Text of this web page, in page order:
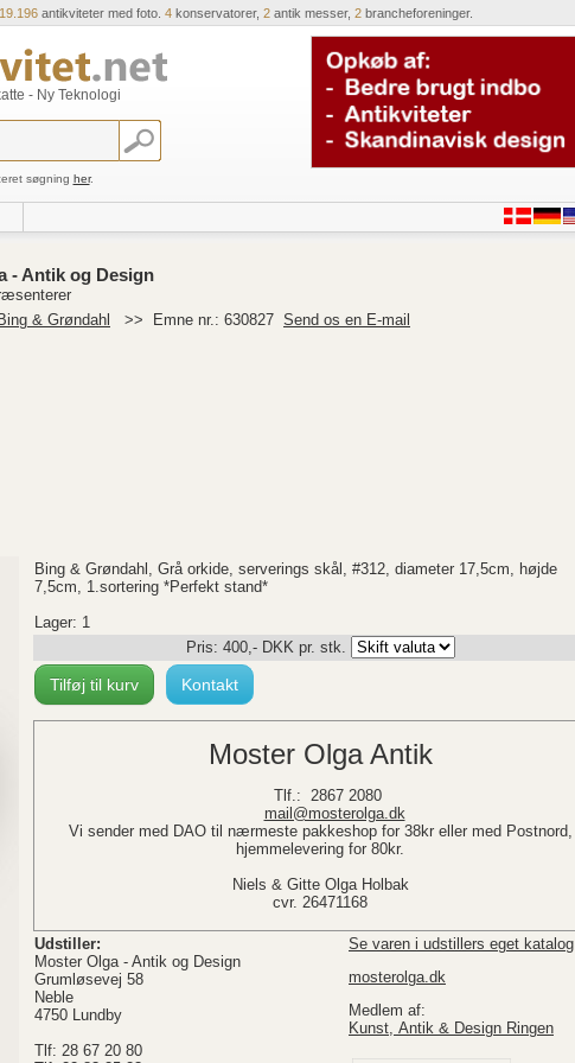
antikviteter med foto. 4 konservatorer, 2 antik messer, 2 brancheforeninger.
- Ny Teknologi
søgning her.
- Antik og Design
Bing & Grøndahl >> Emne nr.: 630827 Send os en E-mail
Bing & Grøndahl, Grå orkide, serverings skål, #312, diameter 17,5cm, højde
7,5cm, 1.sortering *Perfekt stand*
Lager: 1
Pris: 400,- DKKpr. stk.
Tilføj til kurv Kontakt
Moster Olga Antik
Tlf.: 2867 2080
mail@mosterolga.dk
Vi sender med DAO til nærmeste pakkeshop for 38kr eller med Postnord,
hjemmelevering for 80kr.
Niels & Gitte Olga Holbak
cvr. 26471168
Udstiller:
Moster Olga - Antik og Design
Grumløsevej 58
Neble
4750 Lundby
Tlf: 28 67 20 80
Se varen i udstillers eget katalog
mosterolga.dk
Medlem af:
Kunst, Antik & Design Ringen